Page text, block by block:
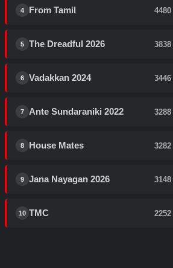
4 From Tamil 4480
5 The Dreadful 2026 3838
6 Vadakkan 2024 3446
7 Ante Sundaraniki 2022 3288
8 House Mates 3282
9 Jana Nayagan 2026 3148
10 TMC 2252